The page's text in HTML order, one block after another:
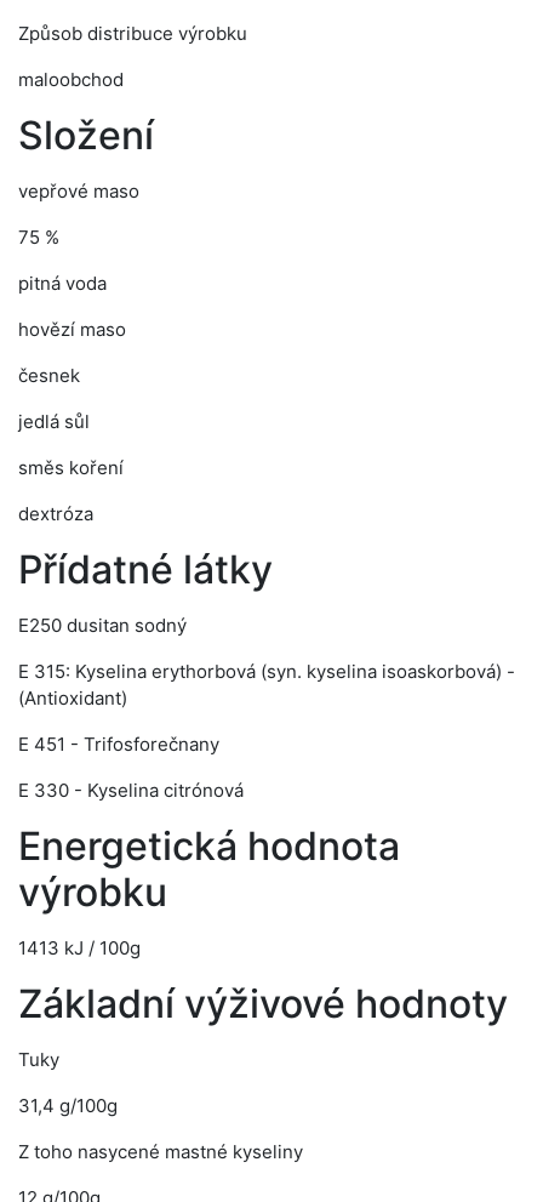
Způsob distribuce výrobku
maloobchod
Složení
vepřové maso
75 %
pitná voda
hovězí maso
česnek
jedlá sůl
směs koření
dextróza
Přídatné látky
E250 dusitan sodný
E 315: Kyselina erythorbová (syn. kyselina isoaskorbová) -
(Antioxidant)
E 451 - Trifosforečnany
E 330 - Kyselina citrónová
Energetická hodnota
výrobku
1413 kJ / 100g
Základní výživové hodnoty
Tuky
31,4 g/100g
Z toho nasycené mastné kyseliny